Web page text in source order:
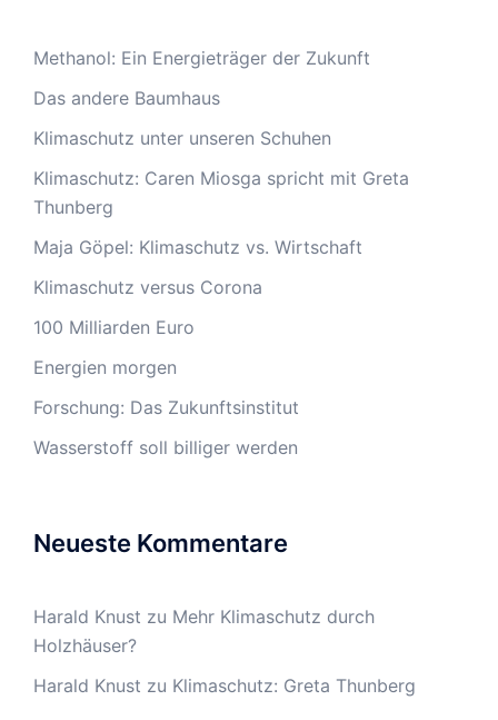
Methanol: Ein Energieträger der Zukunft
Das andere Baumhaus
Klimaschutz unter unseren Schuhen
Klimaschutz: Caren Miosga spricht mit Greta
Thunberg
Maja Göpel: Klimaschutz vs. Wirtschaft
Klimaschutz versus Corona
100 Milliarden Euro
Energien morgen
Forschung: Das Zukunftsinstitut
Wasserstoff soll billiger werden
Neueste Kommentare
Harald Knust zu Mehr Klimaschutz durch
Holzhäuser?
Harald Knust zu Klimaschutz: Greta Thunberg